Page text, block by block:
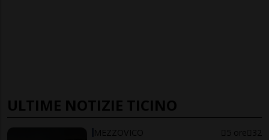
ULTIME NOTIZIE TICINO
MEZZOVICO 5 ore 32